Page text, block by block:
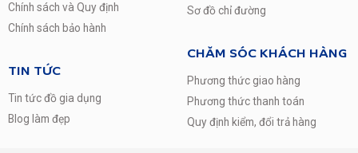
Chính sách và Quy định
Chính sách bảo hành
TIN TỨC
Tin tức đồ gia dụng
Blog làm đẹp
Sơ đồ chỉ đường
CHĂM SÓC KHÁCH HÀNG
Phương thức giao hàng
Phương thức thanh toán
Quy định kiểm, đổi trả hàng